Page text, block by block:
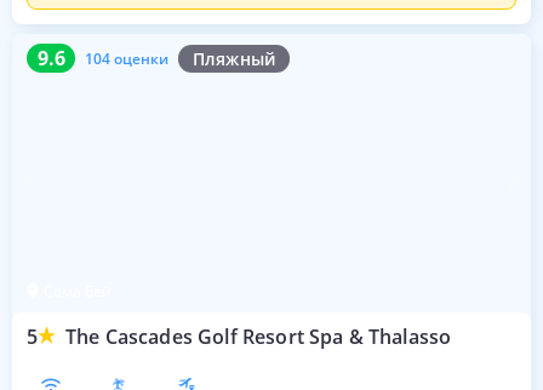
9.6 104 оценки Пляжный
5 The Cascades Golf Resort Spa & Thalasso
9.6 104 оценки